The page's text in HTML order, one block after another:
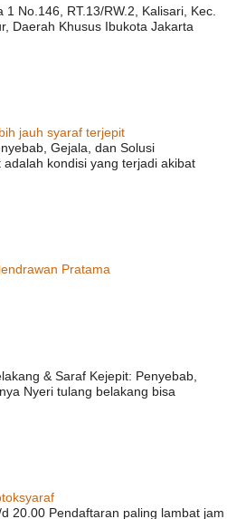
No.146, RT.13/RW.2, Kalisari, Kec.
Daerah Khusus Ibukota Jakarta
jauh syaraf terjepit
Gejala, dan Solusi
kondisi yang terjadi akibat
Pratama
& Saraf Kejepit: Penyebab,
Nyeri tulang belakang bisa
20.00 Pendaftaran paling lambat jam